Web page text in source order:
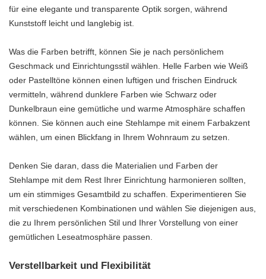
für eine elegante und transparente Optik sorgen, während
Kunststoff leicht und langlebig ist.
Was die Farben betrifft, können Sie je nach persönlichem
Geschmack und Einrichtungsstil wählen. Helle Farben wie Weiß
oder Pastelltöne können einen luftigen und frischen Eindruck
vermitteln, während dunklere Farben wie Schwarz oder
Dunkelbraun eine gemütliche und warme Atmosphäre schaffen
können. Sie können auch eine Stehlampe mit einem Farbakzent
wählen, um einen Blickfang in Ihrem Wohnraum zu setzen.
Denken Sie daran, dass die Materialien und Farben der
Stehlampe mit dem Rest Ihrer Einrichtung harmonieren sollten,
um ein stimmiges Gesamtbild zu schaffen. Experimentieren Sie
mit verschiedenen Kombinationen und wählen Sie diejenigen aus,
die zu Ihrem persönlichen Stil und Ihrer Vorstellung von einer
gemütlichen Leseatmosphäre passen.
Verstellbarkeit und Flexibilität